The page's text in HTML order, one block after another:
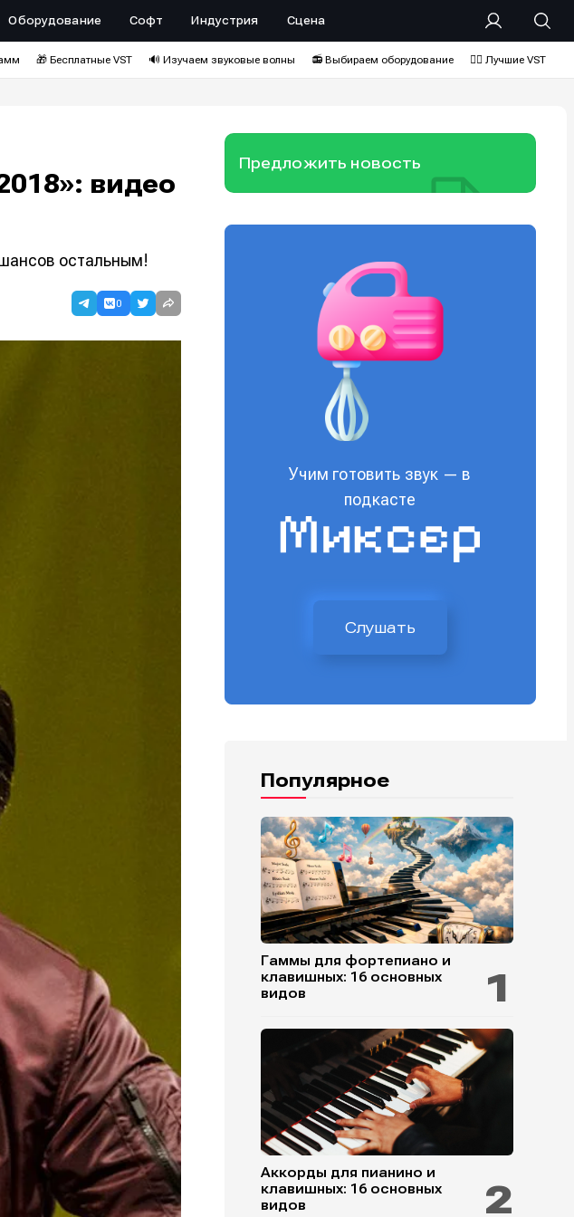
Оборудование Софт Индустрия Сцена
🎁 Бесплатные VST 🔊 Изучаем звуковые волны 📻 Выбираем оборудование ❤️‍🔥 Лучшие VST
видео
остальным!
0
Предложить новость
Учим готовить звук — в
подкасте
Слушать
Популярное
Гаммы для фортепиано и
клавишных: 16 основных
видов
Аккорды для пианино и
клавишных: 16 основных
видов